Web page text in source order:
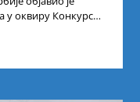
у оквиру Конкурса